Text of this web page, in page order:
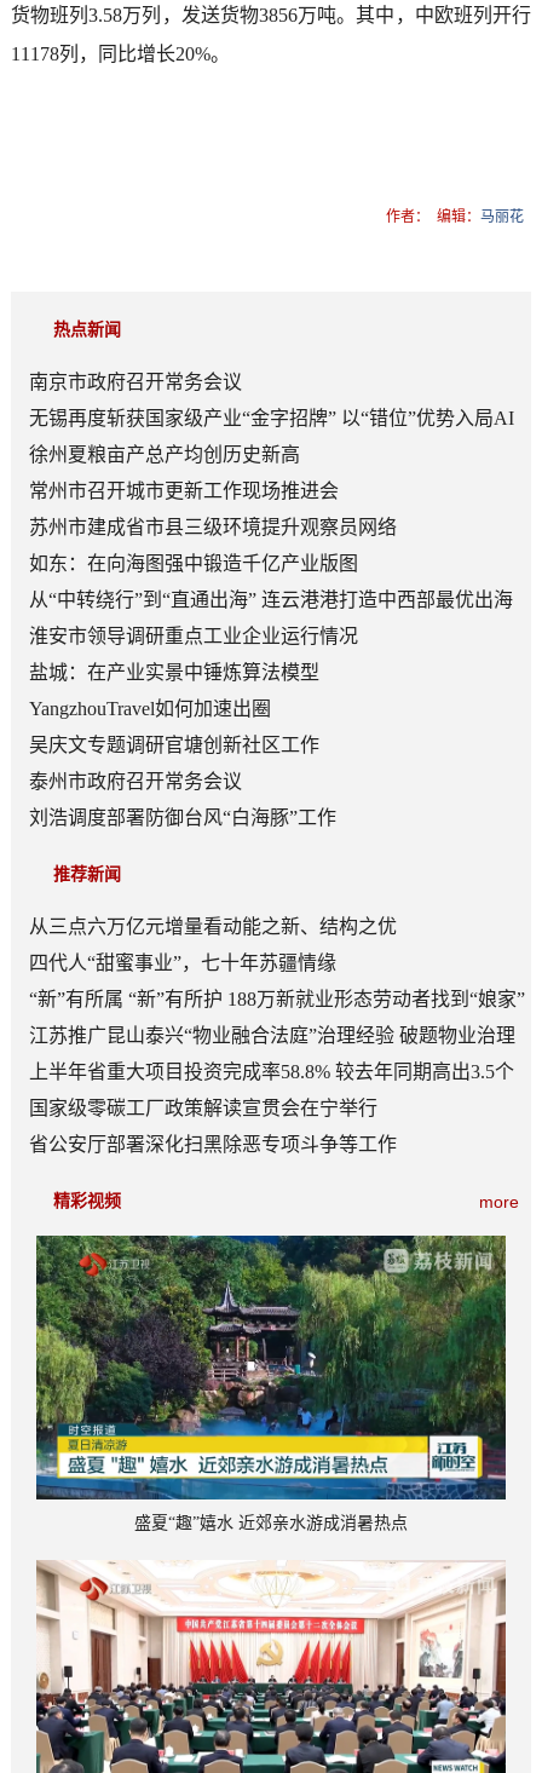
货物班列3.58万列，发送货物3856万吨。其中，中欧班列开行
11178列，同比增长20%。
作者： 编辑：马丽花
热点新闻
南京市政府召开常务会议
无锡再度斩获国家级产业“金字招牌” 以“错位”优势入局AI
顶层赛道
徐州夏粮亩产总产均创历史新高
常州市召开城市更新工作现场推进会
苏州市建成省市县三级环境提升观察员网络
如东：在向海图强中锻造千亿产业版图
从“中转绕行”到“直通出海” 连云港港打造中西部最优出海
口
淮安市领导调研重点工业企业运行情况
盐城：在产业实景中锤炼算法模型
YangzhouTravel如何加速出圈
吴庆文专题调研官塘创新社区工作
泰州市政府召开常务会议
刘浩调度部署防御台风“白海豚”工作
推荐新闻
从三点六万亿元增量看动能之新、结构之优
四代人“甜蜜事业”，七十年苏疆情缘
“新”有所属 “新”有所护 188万新就业形态劳动者找到“娘家”
江苏推广昆山泰兴“物业融合法庭”治理经验 破题物业治理
“老大难”
上半年省重大项目投资完成率58.8% 较去年同期高出3.5个
百分点
国家级零碳工厂政策解读宣贯会在宁举行
省公安厅部署深化扫黑除恶专项斗争等工作
more
精彩视频
盛夏“趣”嬉水 近郊亲水游成消暑热点